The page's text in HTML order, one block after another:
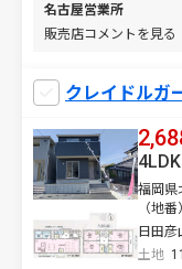
名古屋営業所
販売店コメントを
クレイドルガ
福岡県
（地番）
日田
土地
4LDK